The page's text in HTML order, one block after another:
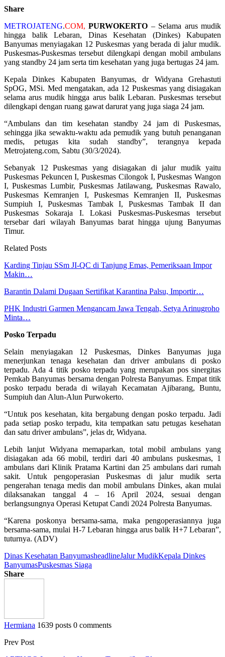
Share
METROJATENG.COM, PURWOKERTO – Selama arus mudik
hingga balik Lebaran, Dinas Kesehatan (Dinkes) Kabupaten
Banyumas menyiagakan 12 Puskesmas yang berada di jalur mudik.
Puskesmas-Puskesmas tersebut dilengkapi dengan mobil ambulans
yang standby 24 jam serta tim kesehatan yang juga bertugas 24 jam.
Kepala Dinkes Kabupaten Banyumas, dr Widyana Grehastuti
SpOG, MSi. Med mengatakan, ada 12 Puskesmas yang disiagakan
selama arus mudik hingga arus balik Lebaran. Puskesmas tersebut
dilengkapi dengan ruang gawat darurat yang juga siaga 24 jam.
“Ambulans dan tim kesehatan standby 24 jam di Puskesmas,
sehingga jika sewaktu-waktu ada pemudik yang butuh penanganan
medis, petugas kita sudah standby”, terangnya kepada
Metrojateng.com, Sabtu (30/3/2024).
Sebanyak 12 Puskesmas yang disiagakan di jalur mudik yaitu
Puskesmas Pekuncen I, Puskesmas Cilongok I, Puskesmas Wangon
I, Puskesmas Lumbir, Puskesmas Jatilawang, Puskesmas Rawalo,
Puskesmas Kemranjen I, Puskesmas Kemranjen II, Puskesmas
Sumpiuh I, Puskesmas Tambak I, Puskesmas Tambak II dan
Puskesmas Sokaraja I. Lokasi Puskesmas-Puskesmas tersebut
tersebar dari wilayah Banyumas barat hingga ujung Banyumas
Timur.
Related Posts
Karding Tinjau SSm JI-QC di Tanjung Emas, Pemeriksaan Impor
Makin…
Barantin Dalami Dugaan Sertifikat Karantina Palsu, Importir…
PHK Industri Garmen Mengancam Jawa Tengah, Setya Arinugroho
Minta…
Posko Terpadu
Selain menyiagakan 12 Puskesmas, Dinkes Banyumas juga
menerjunkan tenaga kesehatan dan driver ambulans di posko
terpadu. Ada 4 titik posko terpadu yang merupakan pos sinergitas
Pemkab Banyumas bersama dengan Polresta Banyumas. Empat titik
posko terpadu berada di wilayah Kecamatan Ajibarang, Buntu,
Sumpiuh dan Alun-Alun Purwokerto.
“Untuk pos kesehatan, kita bergabung dengan posko terpadu. Jadi
pada setiap posko terpadu, kita tempatkan satu petugas kesehatan
dan satu driver ambulans”, jelas dr, Widyana.
Lebih lanjut Widyana memaparkan, total mobil ambulans yang
disiagakan ada 66 mobil, terdiri dari 40 ambulans puskesmas, 1
ambulans dari Klinik Pratama Kartini dan 25 ambulans dari rumah
sakit. Untuk pengoperasian Puskesmas di jalur mudik serta
pengerahan tenaga medis dan mobil ambulans Dinkes, akan mulai
dilaksanakan tanggal 4 – 16 April 2024, sesuai dengan
berlangsungnya Operasi Ketupat Candi 2024 Polresta Banyumas.
“Karena poskonya bersama-sama, maka pengoperasiannya juga
bersama-sama, mulai H-7 Lebaran hingga arus balik H+7 Lebaran”,
tuturnya. (ADV)
Dinas Kesehatan BanyumasheadlineJalur MudikKepala Dinkes
BanyumasPuskesmas Siaga
Share
Hermiana 1639 posts 0 comments
Prev Post